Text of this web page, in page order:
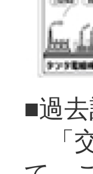
■過
「